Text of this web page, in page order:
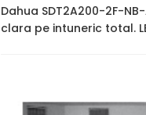
Dahua SDT2A200-2F-
clara pe intuneric total.